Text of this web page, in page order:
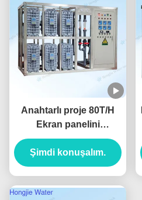
Anahtarlı proje 80T/H
Ekran panelini
temizlemek için ultra saf
su ekipmanları
Şimdi konuşalım.